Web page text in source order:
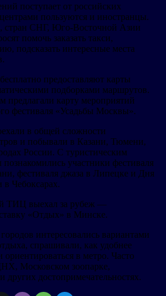
поступает от российских
пользуются и иностранцы.
стран СНГ, Юго-Восточной Азии
помочь заказать такси,
подсказать интересные места
предоставляют карты
подборками маршрутов.
предлагали карту мероприятий
фестиваля «Усадьбы Москвы».
в общей сложности
и побывали в Казани, Тюмени,
России. С туристическим
участники фестиваля
фестиваля джаза в Липецке и Дня
Чебоксарах.
ТИЦ выехал за рубеж —
«Отдых» в Минске.
интересовались вариантами
спрашивали, как удобнее
ориентироваться в метро. Часто
Московском зоопарке,
других достопримечательностях.